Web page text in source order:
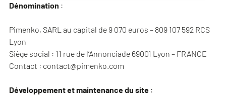
Dénomination :
Pimenko, SARL au capital de 9 070 euros – 809 107 592 RCS
Lyon
Siège social : 11 rue de l’Annonciade 69001 Lyon – FRANCE
Contact : contact@pimenko.com
Développementet maintenance du site :